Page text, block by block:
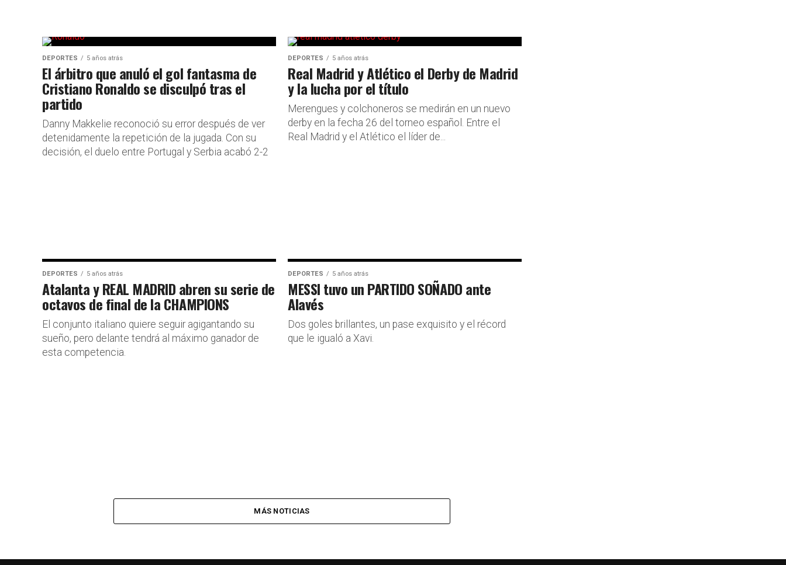
DEPORTES 5 años atrás
El árbitro que anuló el gol fantasma de
Cristiano Ronaldo se disculpó tras el
partido
Danny Makkelie reconoció su error después de ver
detenidamente la repetición de la jugada. Con su
decisión, el duelo entre Portugal y Serbia acabó 2-2
DEPORTES 5 años atrás
Real Madrid y Atlético el Derby de Madrid
y la lucha por el título
Merengues y colchoneros se medirán en un nuevo
derby en la fecha 26 del torneo español. Entre el
Real Madrid y el Atlético el líder de...
DEPORTES 5 años atrás
Atalanta y REAL MADRID abren su serie de
octavos de final de la CHAMPIONS
El conjunto italiano quiere seguir agigantando su
sueño, pero delante tendrá al máximo ganador de
esta competencia.
DEPORTES 5 años atrás
MESSI tuvo un PARTIDO SOÑADO ante
Alavés
Dos goles brillantes, un pase exquisito y el récord
que le igualó a Xavi.
MÁS NOTICIAS